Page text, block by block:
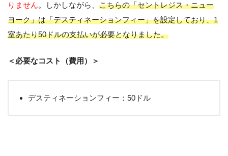
りません。しかしながら、 こちらの「セントレジス・ニュー
ヨーク」は「デスティネーションフィー」を設定しており、1
室あたり50ドルの支払いが必要となりました。
＜必要なコスト（費用）＞
デスティネーションフィー：50ドル